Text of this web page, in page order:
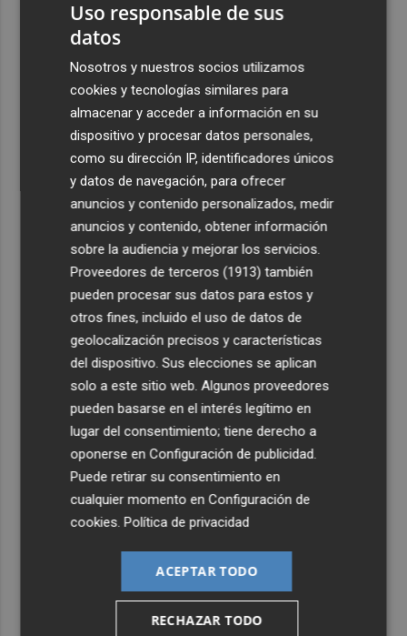
Uso responsable de sus
datos
Nosotros y nuestros socios utilizamos
cookies y tecnologías similares para
almacenar y acceder a información en su
dispositivo y procesar datos personales,
como su dirección IP, identificadores únicos
y datos de navegación, para ofrecer
anuncios y contenido personalizados, medir
anuncios y contenido, obtener información
sobre la audiencia y mejorar los servicios.
Proveedores de terceros (1913) también
pueden procesar sus datos para estos y
otros fines, incluido el uso de datos de
geolocalización precisos y características
del dispositivo. Sus elecciones se aplican
solo a este sitio web. Algunos proveedores
pueden basarse en el interés legítimo en
lugar del consentimiento; tiene derecho a
oponerse enConfiguración de publicidad.
Puede retirar su consentimiento en
cualquier momento enConfiguración de
cookies.Política de privacidad
ACEPTAR TODO
RECHAZAR TODO